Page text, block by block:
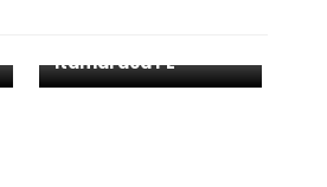
Itamaracá PE